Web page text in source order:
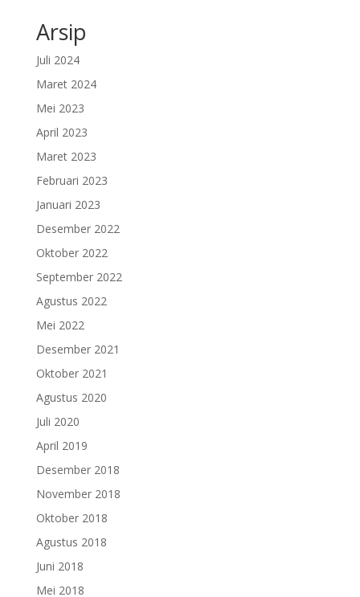
Arsip
Juli 2024
Maret 2024
Mei 2023
April 2023
Maret 2023
Februari 2023
Januari 2023
Desember 2022
Oktober 2022
September 2022
Agustus 2022
Mei 2022
Desember 2021
Oktober 2021
Agustus 2020
Juli 2020
April 2019
Desember 2018
November 2018
Oktober 2018
Agustus 2018
Juni 2018
Mei 2018